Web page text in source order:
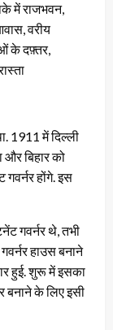
में राजभवन,
वरीय
के दफ़्तर,
1911 में दिल्ली
और बिहार को
होंगे. इस
गवर्नर थे, तभी
हाउस बनाने
हुई. शुरू में इसका
बनाने के लिए इसी